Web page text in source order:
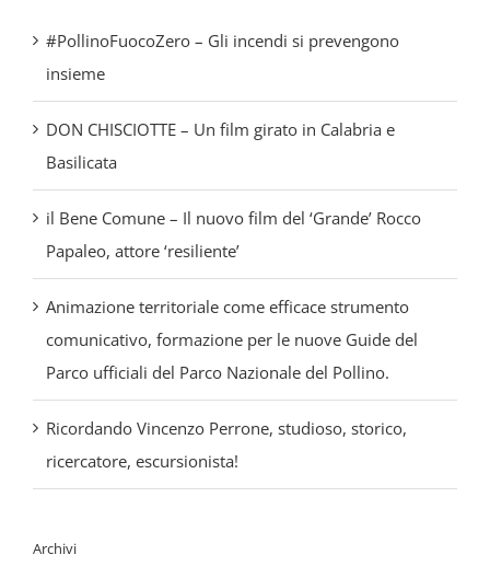
insieme
Basilicata
Papaleo, attore ‘resiliente’
Animazione territoriale come efficace strumento
comunicativo, formazione per le nuove Guide del
Parco ufficiali del Parco Nazionale del Pollino.
ricercatore, escursionista!